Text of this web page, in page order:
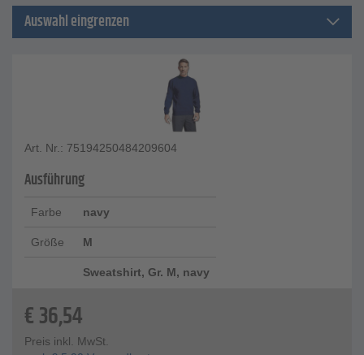
Auswahl eingrenzen
Art. Nr.: 75194250484209604
Ausführung
Farbe navy
Größe M
Sweatshirt, Gr. M, navy
€36,54
Preis inkl. MwSt.